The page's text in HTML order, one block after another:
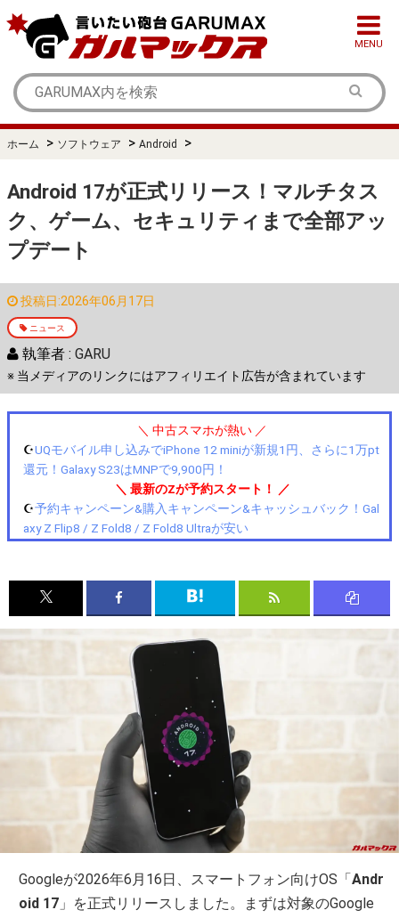
MENU
ホーム > ソフトウェア > Android >
Android 17が正式リリース！マルチタス
ク、ゲーム、セキュリティまで全部アッ
プデート
投稿日:2026年06月17日
ニュース
執筆者 : GARU
※ 当メディアのリンクにはアフィリエイト広告が含まれています
＼ 中古スマホが熱い ／
☪️UQモバイル申し込みでiPhone 12 miniが新規1円、さらに1万pt
還元！Galaxy S23はMNPで9,900円！
＼ 最新のZが予約スタート！ ／
☪️予約キャンペーン&購入キャンペーン&キャッシュバック！Gal
axy Z Flip8 / Z Fold8 / Z Fold8 Ultraが安い
Googleが2026年6月16日、スマートフォン向けOS「Andr
oid 17 」を正式リリースしました。まずは対象のGoogle